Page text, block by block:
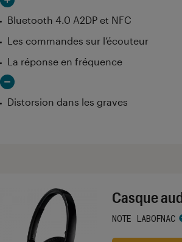
Bluetooth 4.0 A2DP et NFC
Les commandes sur l’écouteur
La réponse en fréquence
Distorsion dans les graves
Casque
NOTE LABOFNAC
Noté 2